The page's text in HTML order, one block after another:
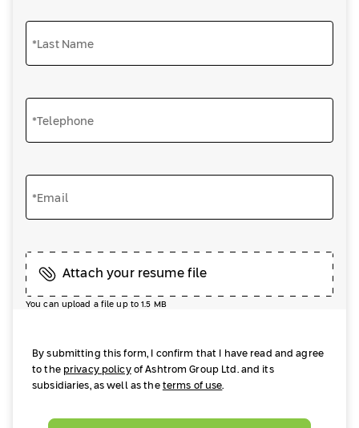
*Last Name
*Telephone
*Email
Attach your resume file
You can upload a file up to 1.5 MB
By submitting this form, I confirm that I have read and agree
to the privacy policyof Ashtrom Group Ltd. and its
subsidiaries, as well as the terms of use.